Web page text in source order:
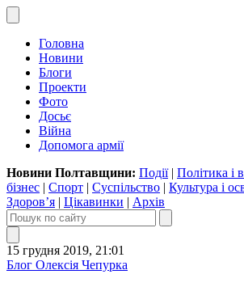
Головна
Новини
Блоги
Проекти
Фото
Досьє
Війна
Допомога армії
Новини Полтавщини: Події| Політика і
бізнес | Спорт | Суспільство | Культура і
Здоров’я | Цікавинки | Архів
15 грудня 2019, 21:01
Блог Олексія Чепурка